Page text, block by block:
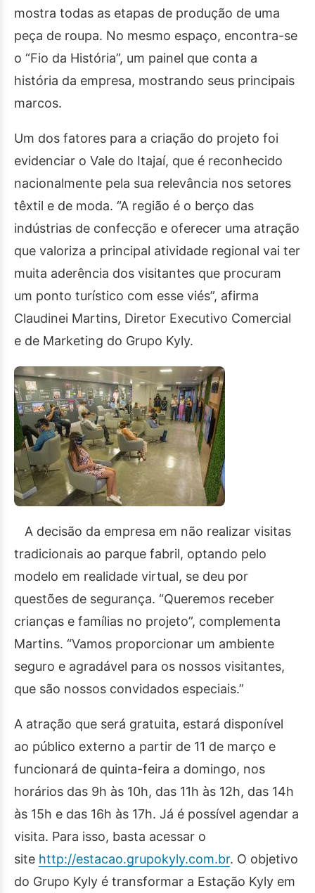
mostra todas as etapas de produção de uma
peça de roupa. No mesmo espaço, encontra-se
o “Fio da História”, um painel que conta a
história da empresa, mostrando seus principais
marcos.
Um dos fatores para a criação do projeto foi
evidenciar o Vale do Itajaí, que é reconhecido
nacionalmente pela sua relevância nos setores
têxtil e de moda. “A região é o berço das
indústrias de confecção e oferecer uma atração
que valoriza a principal atividade regional vai ter
muita aderência dos visitantes que procuram
um ponto turístico com esse viés”, afirma
Claudinei Martins, Diretor Executivo Comercial
e de Marketing do Grupo Kyly.
A decisão da empresa em não realizar visitas
tradicionais ao parque fabril, optando pelo
modelo em realidade virtual, se deu por
questões de segurança. “Queremos receber
crianças e famílias no projeto”, complementa
Martins. “Vamos proporcionar um ambiente
seguro e agradável para os nossos visitantes,
que são nossos convidados especiais.”
A atração que será gratuita, estará disponível
ao público externo a partir de 11 de março e
funcionará de quinta-feira a domingo, nos
horários das 9h às 10h, das 11h às 12h, das 14h
às 15h e das 16h às 17h. Já é possível agendar a
visita. Para isso, basta acessar o
site http://estacao.grupokyly.com.br. O objetivo
do Grupo Kyly é transformar a Estação Kyly em